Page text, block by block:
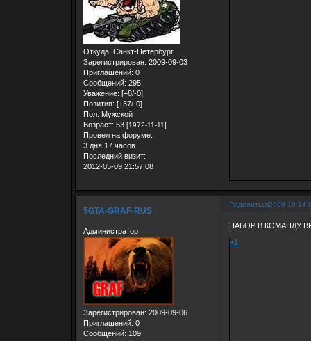
Откуда: Санкт-Петербург
Зарегистрирован: 2009-09-03
Приглашений: 0
Сообщений: 295
Уважение: [+8/-0]
Позитив: [+37/-0]
Пол: Мужской
Возраст: 53 [1972-11-11]
Провел на форуме:
3 дня 17 часов
Последний визит:
2012-05-09 21:57:08
Поделиться2009-10-14
5GTA-GRAF-RUS
Администратор
Зарегистрирован: 2009-09-06
Приглашений: 0
Сообщений: 109
НАБОР В КОМАНДУ
+1